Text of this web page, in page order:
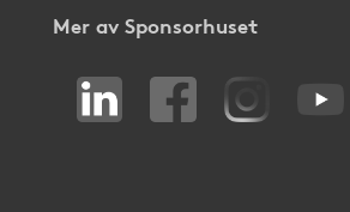
Mer av Sponsorhuset